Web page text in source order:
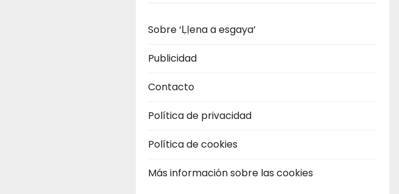
Sobre ‘Ḷḷena a esgaya’
Publicidad
Contacto
Política de privacidad
Política de cookies
Más información sobre las cookies